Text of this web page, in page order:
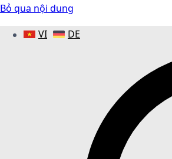
Bỏ qua nội dung
VI
DE